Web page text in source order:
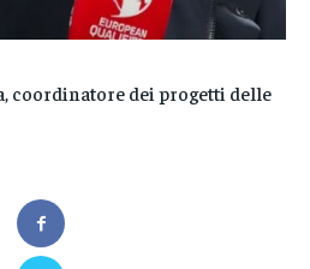
coordinatore dei progetti delle